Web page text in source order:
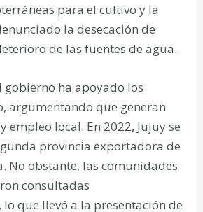
para el cultivo y la
la desecación de
de las fuentes de agua.
gobierno ha apoyado los
argumentando que generan
empleo local. En 2022, Jujuy se
provincia exportadora de
No obstante, las comunidades
consultadas
que llevó a la presentación de